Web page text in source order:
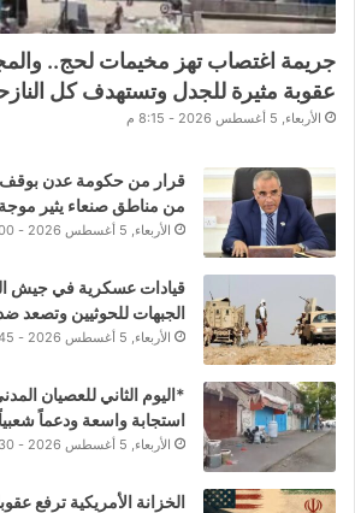
جريمة اغتصاب تهز مخيمات لحج..
عقوبة مثيرة للجدل وتستهدف كل
الأربعاء, 5 أغسطس 2026 - 8:15 م
قرار من حكومة عدن بوقف
من مناطق صنعاء يثير
الأربعاء, 5 أغسطس 2026 - 8:00 م
قيادات عسكرية في جيش
الجبهات للحوثيين وتصعد
الأربعاء, 5 أغسطس 2026 - 7:45 م
*اليوم الثاني للعصيان
استجابة واسعة ودعماً
الأربعاء, 5 أغسطس 2026 - 7:30 م
الخزانة الأمريكية ترفع